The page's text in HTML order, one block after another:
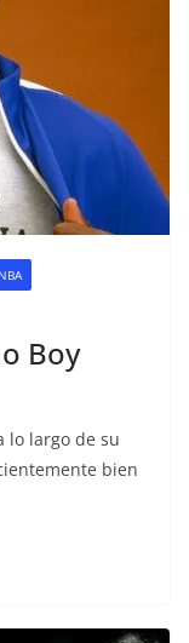
NBA
Boy
lo largo de su
bien